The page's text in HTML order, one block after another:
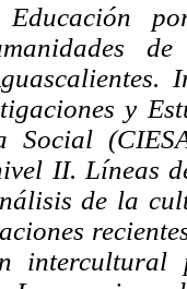
y
Social
II. Líneas
de la